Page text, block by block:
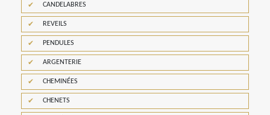
CANDELABRES
REVEILS
PENDULES
ARGENTERIE
CHEMINÉES
CHENETS